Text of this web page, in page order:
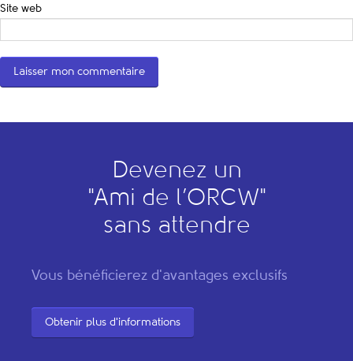
Site web
Devenez un
"Ami de l’ORCW"
sans attendre
Vous bénéficierez d'avantages exclusifs
Obtenir plus d'informations